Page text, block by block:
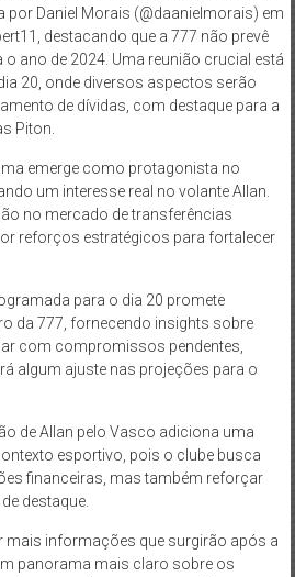
Daniel Morais (@daanielmorais) em
destacando que a 777 não prevê
ano de 2024. Uma reunião crucial está
20, onde diversos aspectos serão
de dívidas, com destaque para a
Piton.
emerge como protagonista no
um interesse real no volante Allan.
no mercado de transferências
reforços estratégicos para fortalecer
para o dia 20 promete
da 777, fornecendo insights sobre
com compromissos pendentes,
algum ajuste nas projeções para o
de Allan pelo Vasco adiciona uma
esportivo, pois o clube busca
financeiras, mas também reforçar
destaque.
informações que surgirão após a
panorama mais claro sobre os